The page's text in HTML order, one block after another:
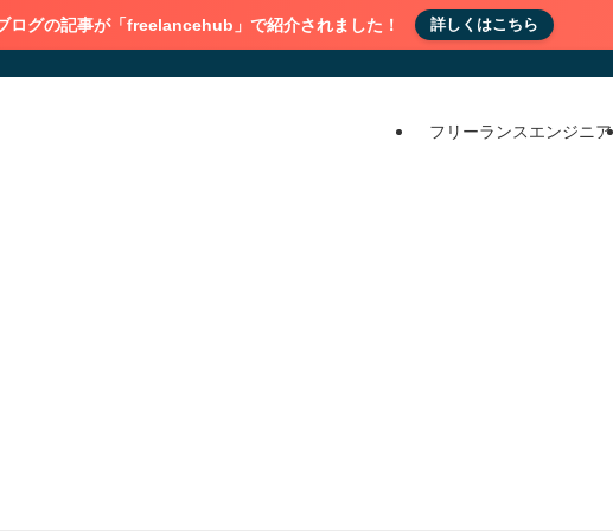
ログの記事が「freelancehub」で紹介されました！ 詳しくはこちら
フリーランスエンジニア